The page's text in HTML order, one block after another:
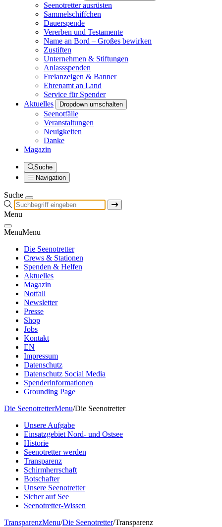
Seenotretter ausrüsten
Sammelschiffchen
Dauerspende
Vererben und Testamente
Name an Bord – Großes bewirken
Zustiften
Unternehmen & Stiftungen
Anlassspenden
Freianzeigen & Banner
Ehrenamt an Land
Service für Spender
Aktuelles
Dropdown umschalten
Seenotfälle
Veranstaltungen
Neuigkeiten
Danke
Magazin
Suche
Navigation
Suche
Menu
MenuMenu
Die Seenotretter
Crews & Stationen
Spenden & Helfen
Aktuelles
Magazin
Notfall
Newsletter
Presse
Shop
Jobs
Kontakt
EN
Impressum
Datenschutz
Datenschutz Social Media
Spenderinformationen
Grounding Page
Die SeenotretterMenu/Die Seenotretter
Unsere Aufgabe
Einsatzgebiet Nord- und Ostsee
Historie
Seenotretter werden
Transparenz
Schirmherrschaft
Botschafter
Unsere Seenotretter
Sicher auf See
Seenotretter-Wissen
TransparenzMenu/Die Seenotretter/Transparenz